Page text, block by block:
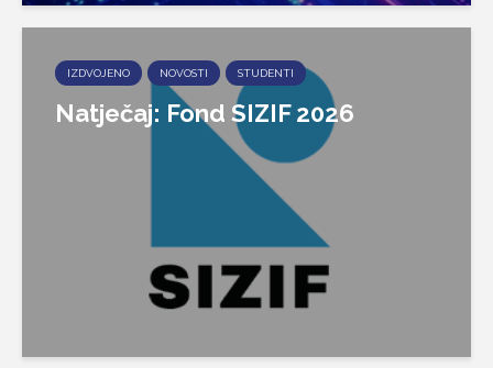
IZDVOJENO NOVOSTI STUDENTI
Natječaj: Fond SIZIF 2026